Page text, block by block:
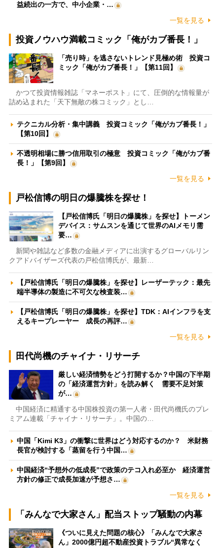
益続出の一方で、中小企業・…
一覧を見る
投資ノウハウ満載コミック「俺がカブ番長！」
「売り時」を逃さないトレンド見極め術 投資コ
ミック「俺がカブ番長！」【第11回】
かつて投資情報雑誌「マネーポスト」にて、圧倒的な情報量が
詰め込まれた「天下無敵の株コミック」とし…
テクニカル分析・集中講義 投資コミック「俺がカブ番長！」
【第10回】
不透明相場に勝つ信用取引の極意 投資コミック「俺がカブ番
長！」【第9回】
一覧を見る
戸松信博の明日の爆騰株を探せ！
【戸松信博氏「明日の爆騰株」を探せ】トーメン
デバイス：サムスンを通じて世界のAIメモリ需
要…
新聞や雑誌など多数の金融メディアに出演するグローバルリン
クアドバイザーズ代表の戸松信博氏が、最新…
【戸松信博氏「明日の爆騰株」を探せ】レーザーテック：最先
端半導体の製造に不可欠な検査装…
【戸松信博氏「明日の爆騰株」を探せ】TDK：AIインフラを支
えるキープレーヤー 成長の再評…
一覧を見る
田代尚機のチャイナ・リサーチ
厳しい経済情勢をどう打開するか？中国の下半期
の「経済運営方針」を読み解く 需要不足対策
が…
中国経済に精通する中国株投資の第一人者・田代尚機氏のプレ
ミアム連載「チャイナ・リサーチ」。中国の…
中国「Kimi K3」の衝撃に世界はどう対応するのか？ 米財務
長官が検討する「蒸留を行う中国…
中国経済“予想外の低成長”で政策のテコ入れ必至か 経済運営
方針の修正で成長加速が予想さ…
一覧を見る
「みんなで大家さん」配当ストップ騒動の内幕
《ついに見えた問題の核心》「みんなで大家さ
ん」2000億円超不動産投資トラブル“異常なく